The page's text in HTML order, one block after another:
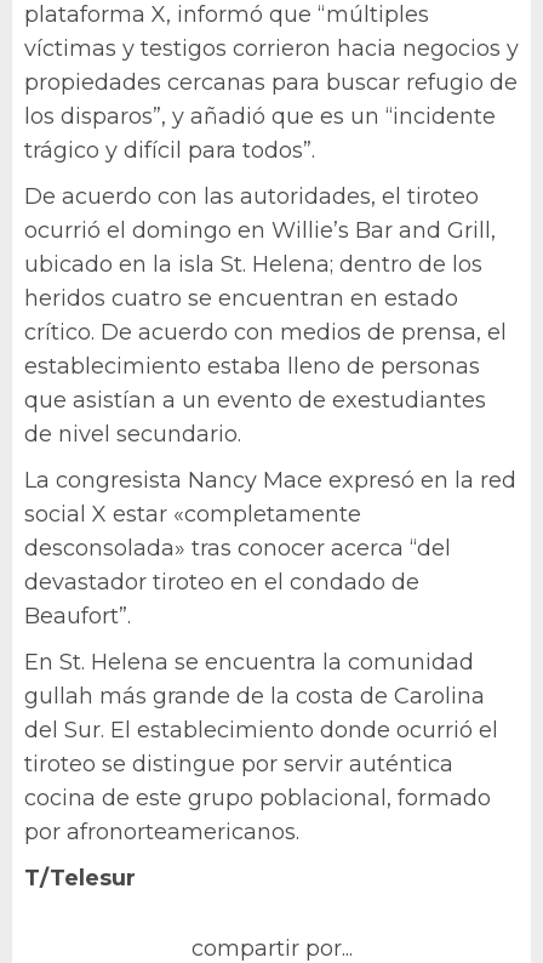
plataforma X, informó que “múltiples
víctimas y testigos corrieron hacia negocios y
propiedades cercanas para buscar refugio de
los disparos”, y añadió que es un “incidente
trágico y difícil para todos”.
De acuerdo con las autoridades, el tiroteo
ocurrió el domingo en Willie’s Bar and Grill,
ubicado en la isla St. Helena; dentro de los
heridos cuatro se encuentran en estado
crítico. De acuerdo con medios de prensa, el
establecimiento estaba lleno de personas
que asistían a un evento de exestudiantes
de nivel secundario.
La congresista Nancy Mace expresó en la red
social X estar «completamente
desconsolada» tras conocer acerca “del
devastador tiroteo en el condado de
Beaufort”.
En St. Helena se encuentra la comunidad
gullah más grande de la costa de Carolina
del Sur. El establecimiento donde ocurrió el
tiroteo se distingue por servir auténtica
cocina de este grupo poblacional, formado
por afronorteamericanos.
T/Telesur
compartir por...